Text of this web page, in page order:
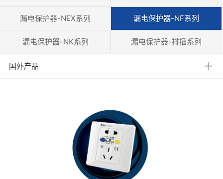
漏电保护器-NEX系列 漏电保护器-NF系列
漏电保护器-NK系列 漏电保护器-排插系列
国外产品